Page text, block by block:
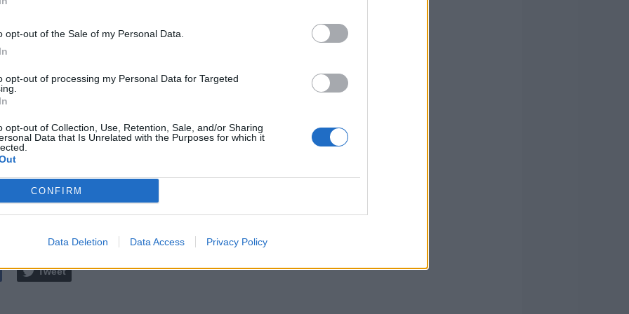
opt-out of the Sale of my Personal Data.
opt-out of processing my Personal Data for Targeted
opt-out of Collection, Use, Retention, Sale, and/or Sharing
Data that Is Unrelated with the Purposes for which it
CONFIRM
Data Deletion Data Access Privacy Policy
in ogni ambito”.
Direttore Commerciale Italia Limonta Sport: “La
Lecco 1912 guarda al futuro: i materiali che
risultati e prestazioni della performance sportiva
Questa collaborazione amplia ulteriormente il nostro
la città di Lecco data dall’origine del Gruppo Limonta.
Ceppi sarà una vetrina importante per le visite
professionistiche che potranno visionare il
Tweet